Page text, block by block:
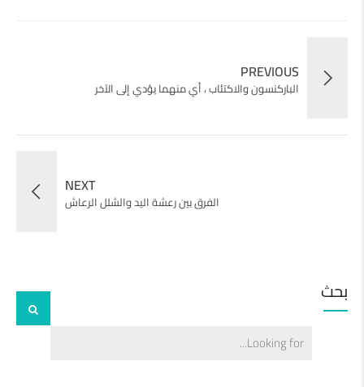
PREVIOUS
الباركنسون والاكتئاب ، أي منهما يؤدي إلى الآخر
NEXT
الفرق بين رعشة اليد والشلل الرعاش
بحث